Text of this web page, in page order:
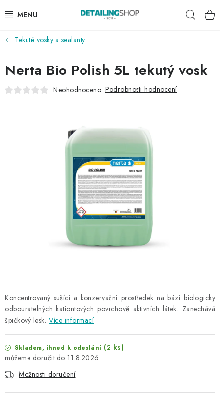
na
AKCE
NOVINKY
EXTERIÉR
DÁRKOVÉ SADY A POUKAZY
BYDLENÍ
Věrnostní program
Všeobecné obchodní podmínky
Podmínky ochrany osobních údajů
Tekuté vosky a sealanty
Koncentrovaný sušící a konzervační prostředek na bázi biologicky
odbouratelných kationtových povrchově aktivních látek. Zanechává
špičkový lesk. Více informací
Skladem, ihned k odeslání (2 ks)
11.8.2026
Možnosti doručení
Nerta Bio Polish 5L tekutý vosk
Neohodnoceno Podrobnosti hodnocení